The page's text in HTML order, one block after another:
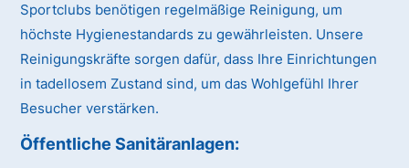
Sportclubs benötigen regelmäßige Reinigung, um
höchste Hygienestandards zu gewährleisten. Unsere
Reinigungskräfte sorgen dafür, dass Ihre Einrichtungen
in tadellosem Zustand sind, um das Wohlgefühl Ihrer
Besucher verstärken.
Öffentliche Sanitäranlagen: